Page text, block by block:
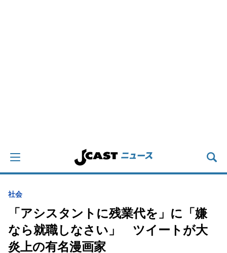
社会
「アシスタントに残業代を」に「嫌
なら就職しなさい」 ツイートが大
炎上の有名漫画家